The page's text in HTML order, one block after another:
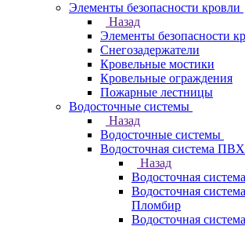
Элементы безопасности кровли
Назад
Элементы безопасности
Снегозадержатели
Кровельные мостики
Кровельные ограждения
Пожарные лестницы
Водосточные системы
Назад
Водосточные системы
Водосточная система ПВХ
Назад
Водосточная
Водосточная
Пломбир
Водосточная